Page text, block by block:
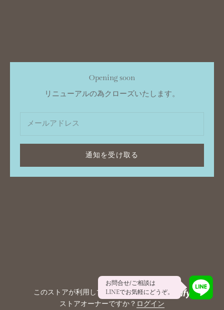
Opening soon
リニューアルの為クローズいたします。
通知を受け取る
このストアが利用しているシステムは
ストアオーナーですか？ ログイン
お問合せ/ご相談は
LINEでお気軽にどうぞ。